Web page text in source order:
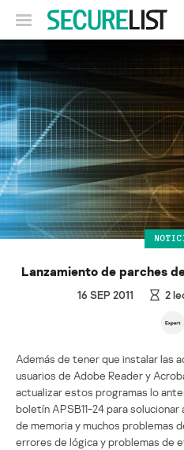
Lanzamiento de parches
16 SEP 2011 2
Además de tener que instalar las
usuarios de Adobe Reader y
actualizar estos programas lo
boletín APSB11-24 para
de memoria y muchos problemas
errores de lógica y problemas de